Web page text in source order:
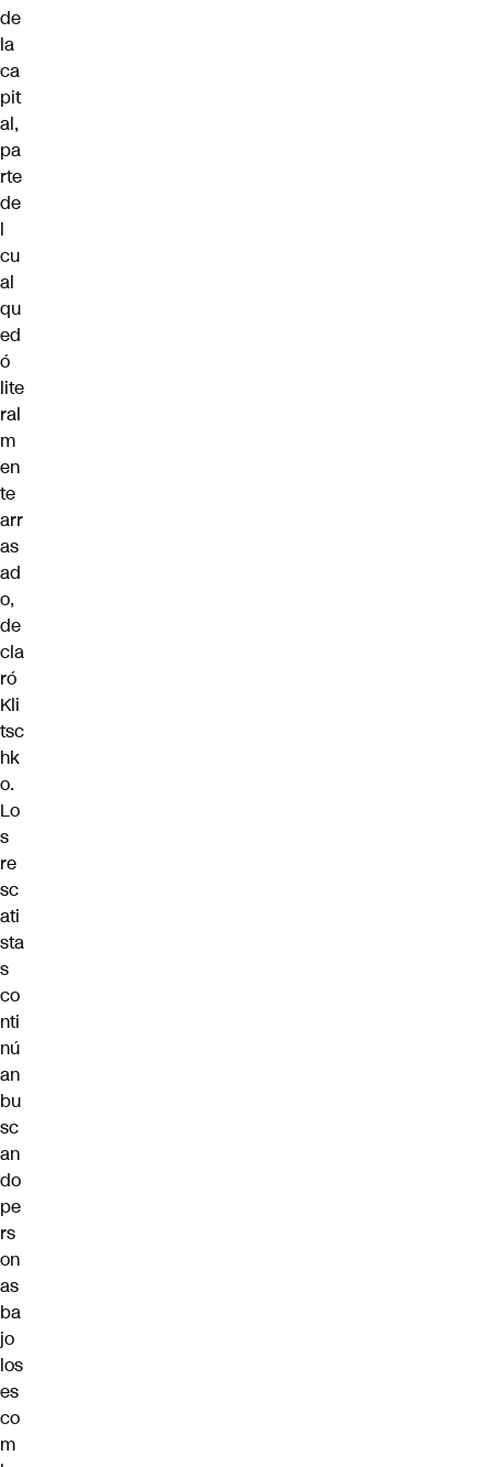
de
la
ca
pit
al,
pa
rte
de
l
cu
al
qu
ed
ó
lite
ral
m
en
te
arr
as
ad
o,
de
cla
ró
Kli
tsc
hk
o.
Lo
s
re
sc
ati
sta
s
co
nti
nú
an
bu
sc
an
do
pe
rs
on
as
ba
jo
los
es
co
m